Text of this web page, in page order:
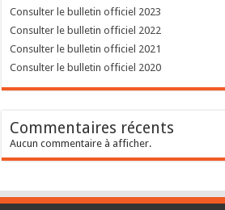
Consulter le bulletin officiel 2023
Consulter le bulletin officiel 2022
Consulter le bulletin officiel 2021
Consulter le bulletin officiel 2020
Commentaires récents
Aucun commentaire à afficher.